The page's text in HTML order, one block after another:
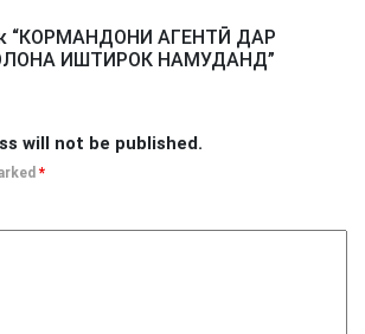
“КОРМАНДОНИ АГЕНТӢ ДАР
ИШТИРОК НАМУДАНД”
will not be published.
*